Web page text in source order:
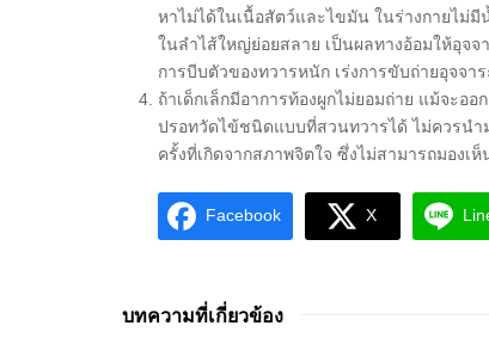
หาไม่ได้ในเนื้อสัตว์และไขมัน ในร่างกายไม่
ในลำไส้ใหญ่ย่อยสลาย เป็นผลทางอ้อมให้อุจ
การบีบตัวของทวารหนัก เร่งการขับถ่ายอุจจา
ถ้าเด็กเล็กมีอาการท้องผูกไม่ยอมถ่าย แม้จะ
ปรอทวัดไข้ชนิดแบบที่สวนทวารได้ ไม่ควรนำ
ครั้งที่เกิดจากสภาพจิตใจ ซึ่งไม่สามารถมองเ
Facebook X
บทความที่เกี่ยวข้อง